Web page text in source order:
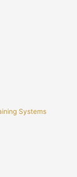
Systems